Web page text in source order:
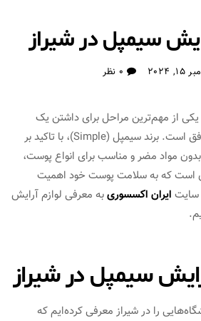
سیمپل در شیراز
2024 0 نظر
از مهم‌ترین مراحل برای داشتن یک
روتین زیبایی و مراقبتی موفق است. برند سیمپل (Simple)، با تاکید بر
مواد مضر و مناسب برای انواع پوست،
است که به سلامت پوست خود اهمیت
سایت ایران اکسسوریبه معرفی لوازم آرایش
سیمپل در شیراز
را در شیراز معرفی کرده‌ایم که